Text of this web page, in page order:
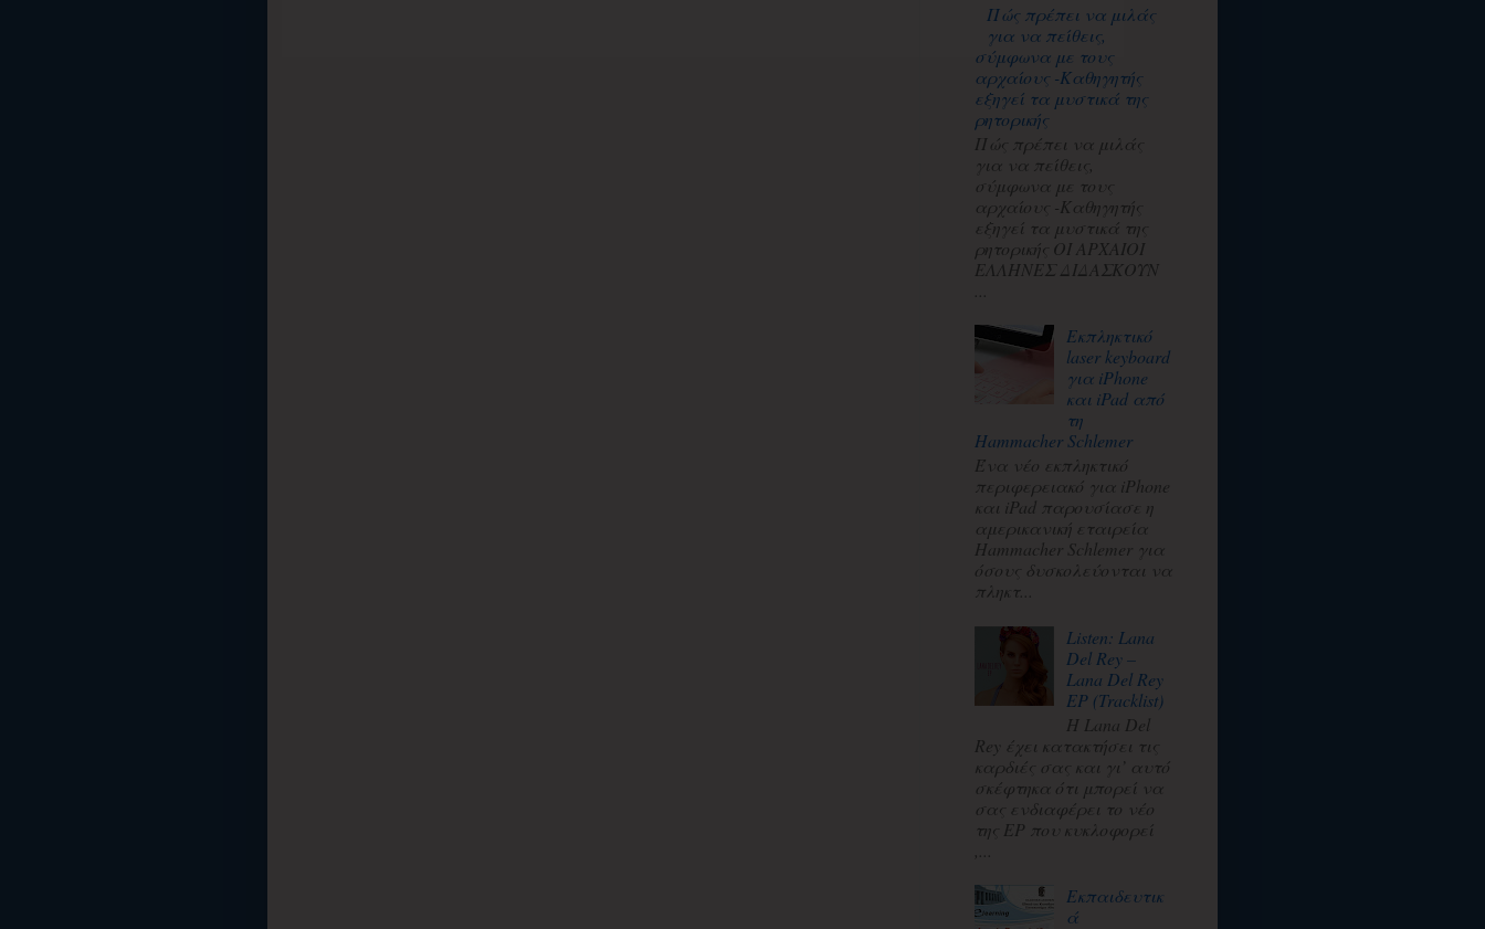
Πώς πρέπει να μιλάς
για να πείθεις,
σύμφωνα με τους
αρχαίους -Καθηγητής
εξηγεί τα μυστικά της
ρητορικής
Πώς πρέπει να μιλάς
για να πείθεις,
σύμφωνα με τους
αρχαίους -Καθηγητής
εξηγεί τα μυστικά της
ρητορικής ΟΙ ΑΡΧΑΙΟΙ
ΕΛΛΗΝΕΣ ΔΙΔΑΣΚΟΥΝ
Εκπληκτικό
laser keyboard
για iPhone
και iPad από
τη
Hammacher Schlemer
Ένα νέο εκπληκτικό
περιφερειακό για iPhone
και iPad παρουσίασε η
αμερικανική εταιρεία
Hammacher Schlemer για
όσους δυσκολεύονται να
πληκτ...
Listen: Lana
Del Rey –
Lana Del Rey
EP (Tracklist)
Η Lana Del
Rey έχει κατακτήσει τις
καρδιές σας και γι’ αυτό
σκέφτηκα ότι μπορεί να
σας ενδιαφέρει το νέο
της EP που κυκλοφορεί
Εκπαιδευτικ
ά